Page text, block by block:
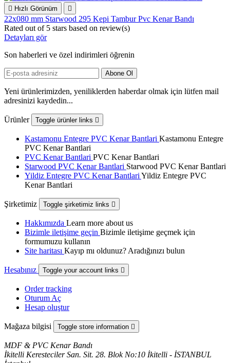
 Hızlı Görünüm 
22x080 mm Starwood 295 Kepi Tambur Pvc Kenar Bandı
Rated out of 5 stars based on review(s)
Detayları gör
Son haberleri ve özel indirimleri öğrenin
Yeni ürünlerimizden, yeniliklerden haberdar olmak için lütfen mail
adresinizi kaydedin...
Ürünler Toggle ürünler links 
Kastamonu Entegre PVC Kenar Bantlari Kastamonu Entegre
PVC Kenar Bantlari
PVC Kenar Bantlari PVC Kenar Bantlari
Starwood PVC Kenar Bantlari Starwood PVC Kenar Bantlari
Yildiz Entegre PVC Kenar Bantlari Yildiz Entegre PVC
Kenar Bantlari
Şirketimiz Toggle şirketimiz links 
Hakkımızda Learn more about us
Bizimle iletişime geçin Bizimle iletişime geçmek için
formumuzu kullanın
Site haritası Kayıp mı oldunuz? Aradığınızı bulun
Hesabınız Toggle your account links 
Order tracking
Oturum Aç
Hesap oluştur
Mağaza bilgisi Toggle store information 
MDF & PVC Kenar Bandı
İkitelli Keresteciler San. Sit. 28. Blok No:10 İkitelli - İSTANBUL